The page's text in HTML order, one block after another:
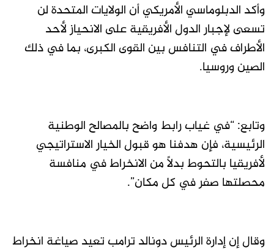
وأكد الدبلوماسي الأمريكي أن الولايات المتحدة لن
تسعى لإجبار الدول الأفريقية على الانحياز لأحد
الأطراف في التنافس بين القوى الكبرى، بما في ذلك
الصين وروسيا.
وتابع: “في غياب رابط واضح بالمصالح الوطنية
الرئيسية، فإن هدفنا هو قبول الخيار الاستراتيجي
لأفريقيا بالتحوط بدلاً من الانخراط في منافسة
محصلتها صفر في كل مكان”.
وقال إن إدارة الرئيس دونالد ترامب تعيد صياغة انخراط